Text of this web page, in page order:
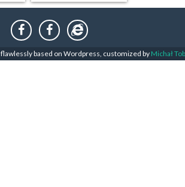
, flawlessly based on Wordpress, customized by Michał